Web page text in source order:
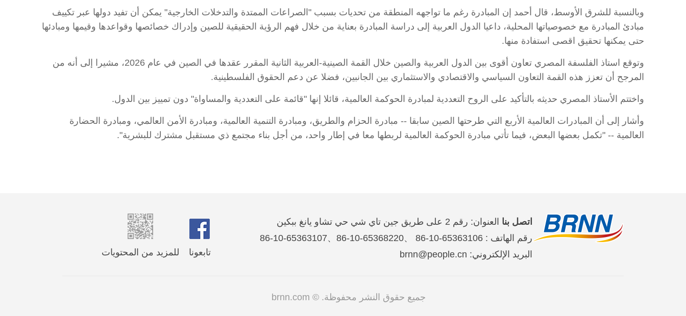
وبالنسبة للشرق الأوسط، قال أحمد إن المبادرة رغم ما تواجهه المنطقة من تحديات بسبب "الصراعات الممتدة والتدخلات الخارجية" يمكن أن تفيد دولها عبر تكييف
مبادئ المبادرة مع خصوصياتها المحلية، داعيا الدول العربية إلى دراسة المبادرة بعناية من خلال فهم الرؤية الحقيقية للصين وإدراك خصائصها وقواعدها وقيمها ومبادئها
حتى يمكنها تحقيق اقصى استفادة منها.
وتوقع استاذ الفلسفة المصري تعاون أقوى بين الدول العربية والصين خلال القمة الصينية-العربية الثانية المقرر عقدها في الصين في عام 2026، مشيرا إلى أنه من
المرجح أن تعزز هذه القمة التعاون السياسي والاقتصادي والاستثماري بين الجانبين، فضلا عن دعم الحقوق الفلسطينية.
واختتم الأستاذ المصري حديثه بالتأكيد على الروح التعددية لمبادرة الحوكمة العالمية، قائلا إنها "قائمة على التعددية والمساواة" دون تمييز بين الدول.
وأشار إلى أن المبادرات العالمية الأربع التي طرحتها الصين سابقا -- مبادرة الحزام والطريق، ومبادرة التنمية العالمية، ومبادرة الأمن العالمي، ومبادرة الحضارة
العالمية -- "تكمل بعضها البعض، فيما تأتي مبادرة الحوكمة العالمية لربطها معا في إطار واحد، من أجل بناء مجتمع ذي مستقبل مشترك للبشرية".
اتصل بنا العنوان: رقم 2 على طريق جين تاي شي حي تشاو يانغ ببكين
رقم الهاتف : 65363106-10-86 、65368220-10-86、65363107-10-86
البريد الإلكتروني: brnn@people.cn
تابعونا للمزيد من المحتويات
جميع حقوق النشر محفوظة. © brnn.com